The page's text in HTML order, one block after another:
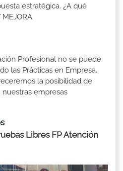
estratégica. ¿A qué
MEJORA
Profesional no se puede
las Prácticas en Empresa.
la posibilidad de
nuestras empresas
Libres FP Atención